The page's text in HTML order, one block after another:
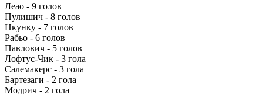
Леао - 9 голов
Пулишич - 8 голов
Нкунку - 7 голов
Рабьо - 6 голов
Павлович - 5 голов
Лофтус-Чик - 3 гола
Салемакерс - 3 гола
Бартезаги - 2 гола
Модрич - 2 гола